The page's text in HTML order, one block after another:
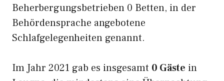
Beherbergungsbetrieben 0 Betten, in der
Behördensprache angebotene
Schlafgelegenheiten genannt.
Im Jahr 2021 gab es insgesamt 0 Gäste in